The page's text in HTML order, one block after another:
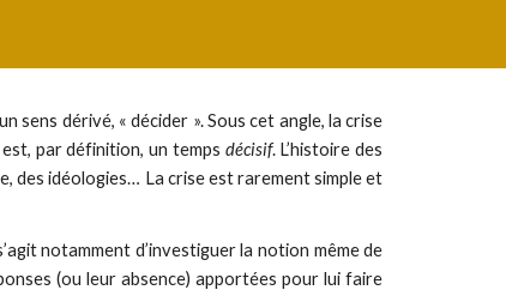
sens dérivé, « décider ». Sous cet angle, la crise
est, par définition, un temps décisif. L’histoire des
des idéologies… La crise est rarement simple et
notamment d’investiguer la notion même de
(ou leur absence) apportées pour lui faire